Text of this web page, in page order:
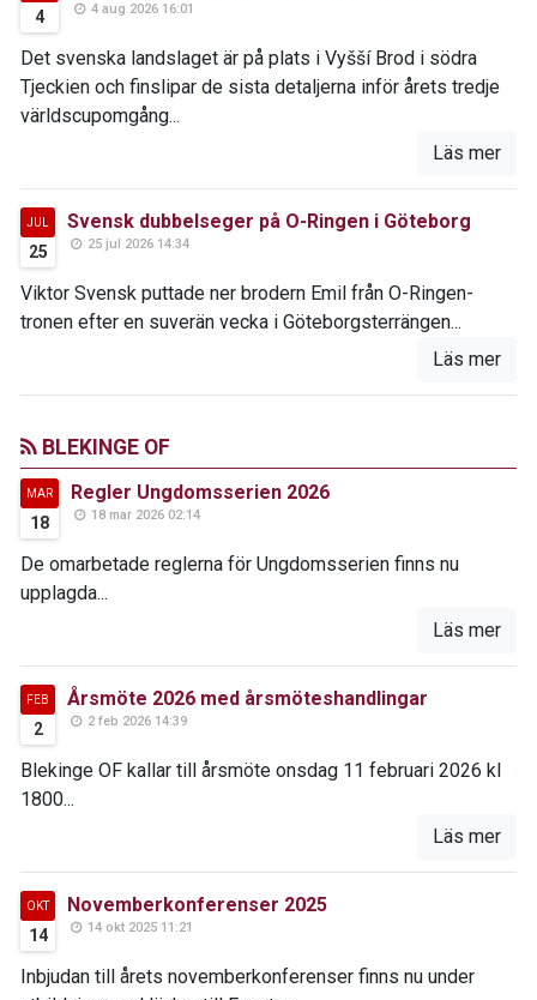
4 4 aug 2026 16:01
Det svenska landslaget är på plats i Vyšší Brod i södra
Tjeckien och finslipar de sista detaljerna inför årets tredje
världscupomgång...
Läs mer
JUL
25
Svensk dubbelseger på O-Ringen i Göteborg
25 jul 2026 14:34
Viktor Svensk puttade ner brodern Emil från O-Ringen-
tronen efter en suverän vecka i Göteborgsterrängen...
Läs mer
BLEKINGE OF
MAR
18
Regler Ungdomsserien 2026
18 mar 2026 02:14
De omarbetade reglerna för Ungdomsserien finns nu
upplagda...
Läs mer
FEB
2
Årsmöte 2026 med årsmöteshandlingar
2 feb 2026 14:39
Blekinge OF kallar till årsmöte onsdag 11 februari 2026 kl
1800...
Läs mer
OKT
14
Novemberkonferenser 2025
14 okt 2025 11:21
Inbjudan till årets novemberkonferenser finns nu under